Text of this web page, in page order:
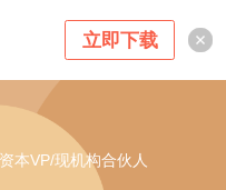
立即下载
本VP/现机构合伙人